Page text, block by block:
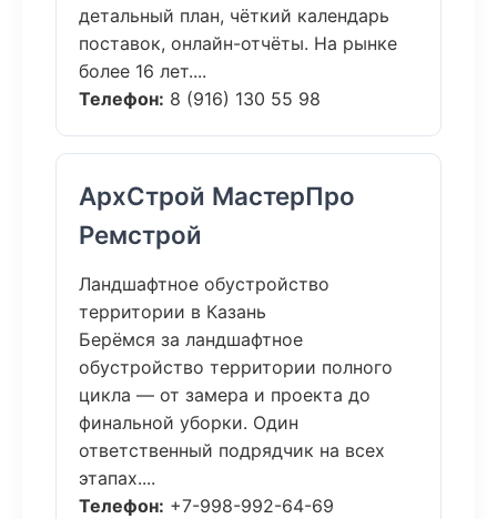
детальный план, чёткий календарь
поставок, онлайн-отчёты. На рынке
более 16 лет....
Телефон: 8 (916) 130 55 98
АрхСтрой МастерПро
Ремстрой
Ландшафтное обустройство
территории в Казань
Берёмся за ландшафтное
обустройство территории полного
цикла — от замера и проекта до
финальной уборки. Один
ответственный подрядчик на всех
этапах....
Телефон: +7-998-992-64-69